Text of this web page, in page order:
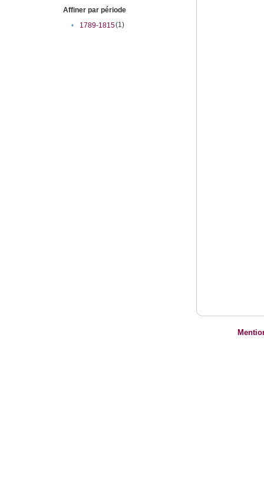
Affiner par période
•
1789-1815(1)